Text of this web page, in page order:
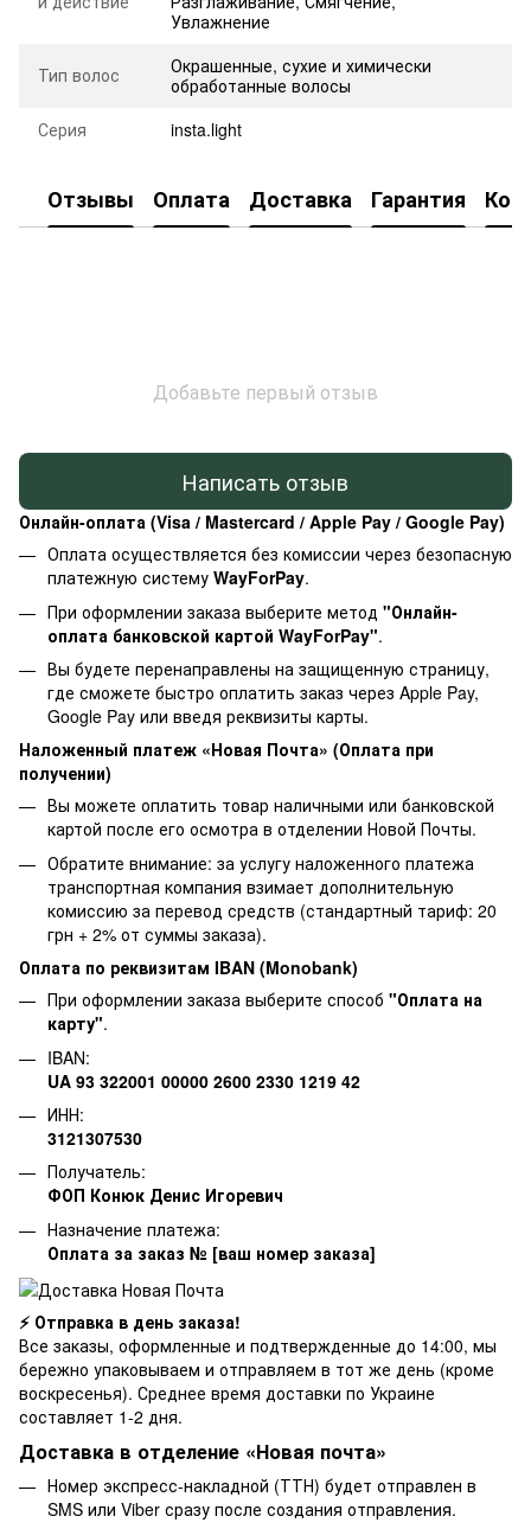
Увлажнение
Тип волос
Окрашенные, сухие и химически
обработанные волосы
Серия
insta.light
Отзывы Оплата Доставка Гарантия
Добавьте первый отзыв
Написать отзыв
Онлайн-оплата (Visa / Mastercard / Apple Pay / Google Pay)
Оплата осуществляется без комиссии через безопасную
платежную систему WayForPay.
При оформлении заказа выберите метод "Онлайн-
оплата банковской картой WayForPay".
Вы будете перенаправлены на защищенную страницу,
где сможете быстро оплатить заказ через Apple Pay,
Google Pay или введя реквизиты карты.
Наложенный платеж «Новая Почта» (Оплата при
получении)
Вы можете оплатить товар наличными или банковской
картой после его осмотра в отделении Новой Почты.
Обратите внимание: за услугу наложенного платежа
транспортная компания взимает дополнительную
комиссию за перевод средств (стандартный тариф: 20
грн + 2% от суммы заказа).
Оплата по реквизитам IBAN (Monobank)
При оформлении заказа выберите способ "Оплата на
карту".
IBAN:
UA 93 322001 00000 2600 2330 1219 42
ИНН:
3121307530
Получатель:
ФОП Конюк Денис Игоревич
Назначение платежа:
Оплата за заказ № [ваш номер заказа]
⚡ Отправка в день заказа!
Все заказы, оформленные и подтвержденные до 14:00, мы
бережно упаковываем и отправляем в тот же день (кроме
воскресенья). Среднее время доставки по Украине
составляет 1-2 дня.
Доставка в отделение «Новая почта»
Номер экспресс-накладной (ТТН) будет отправлен в
SMS или Viber сразу после создания отправления.